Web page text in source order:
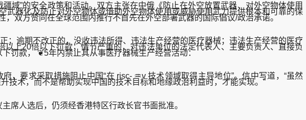
”的安全政策和活动。双方主张在中俄《防止在外空放置武器、对外空物体使用
器化及防止对外空物体或借助外空物体使用或威胁使用武力提供根本和可靠的保
双方赞同在全球范围内推行不首先在外空部署武器的国际倡议/政治承诺。
逾期不改正的，没收违法所得、违法生产经营的医疗器械；违法生产经营的医疗
上20倍以下罚款；情节严重的，对违法单位的法定代表人、主要负责人、直接负
罚款， ❦5年内禁止其从事医疗器械生产经营活动：
要求采取措施阻止中国“在 risc- ♒v 技术领域取得主导地位”。信中写道，“虽然
技术，而不是帮助实现中国的技术目标和地缘政治利益时，才能实现。”
人选后，仍须经香港特区行政长官书面批准。